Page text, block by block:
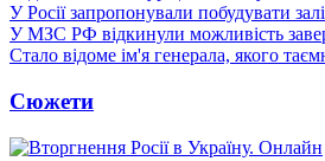
У Росії запропонували побудувати
У МЗС РФ відкинули можливість
Стало відоме ім'я генерала, якого
Сюжети